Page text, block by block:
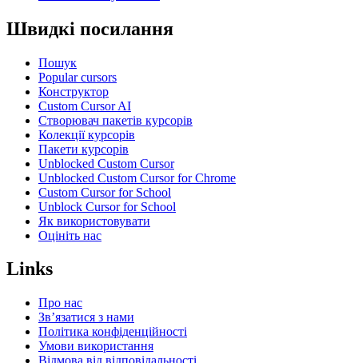
Швидкі посилання
Пошук
Popular cursors
Конструктор
Custom Cursor AI
Створювач пакетів курсорів
Колекції курсорів
Пакети курсорів
Unblocked Custom Cursor
Unblocked Custom Cursor for Chrome
Custom Cursor for School
Unblock Cursor for School
Як використовувати
Оцініть нас
Links
Про нас
Зв’язатися з нами
Політика конфіденційності
Умови використання